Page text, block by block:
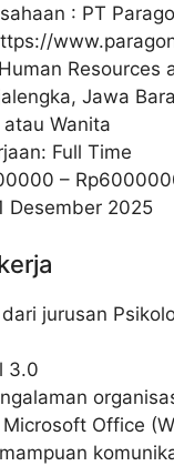
: PT
Resources
Jawa
Wanita
Full Time
– Rp
Desember 2025
jurusan
3.0
Office